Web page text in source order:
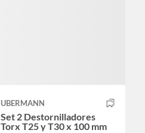
UBERMANN
Set 2 Destornilladores
Torx T25 y T30 x 100 mm